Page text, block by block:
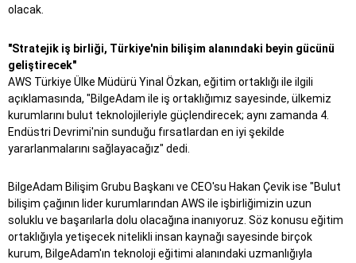
olacak.
"Stratejik iş birliği, Türkiye'nin bilişim alanındaki beyin gücünü
geliştirecek"
AWS Türkiye Ülke Müdürü Yinal Özkan, eğitim ortaklığı ile ilgili
açıklamasında, "BilgeAdam ile iş ortaklığımız sayesinde, ülkemiz
kurumlarını bulut teknolojileriyle güçlendirecek; aynı zamanda 4.
Endüstri Devrimi'nin sunduğu fırsatlardan en iyi şekilde
yararlanmalarını sağlayacağız" dedi.
BilgeAdam Bilişim Grubu Başkanı ve CEO'su Hakan Çevik ise "Bulut
bilişim çağının lider kurumlarından AWS ile işbirliğimizin uzun
soluklu ve başarılarla dolu olacağına inanıyoruz. Söz konusu eğitim
ortaklığıyla yetişecek nitelikli insan kaynağı sayesinde birçok
kurum, BilgeAdam'ın teknoloji eğitimi alanındaki uzmanlığıyla